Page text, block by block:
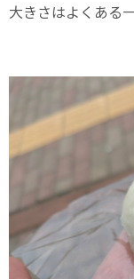
大きさはよくある